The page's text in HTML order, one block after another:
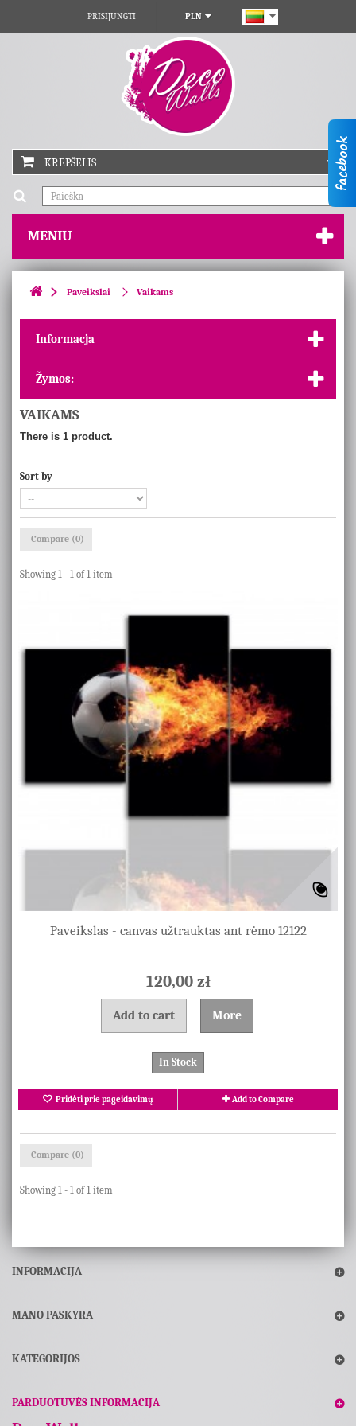
PRISIJUNGTI PLN
KREPŠELIS
MENIU
Paveikslai Vaikams
Informacja
Žymos:
VAIKAMS
There is 1 product.
Sort by
Compare (0)
Showing 1 - 1 of 1 item
Paveikslas - canvas užtrauktas ant rėmo 12122
120,00 zł
Add to cart More
In Stock
Pridėti prie pageidavimų Add to Compare
Compare (0)
Showing 1 - 1 of 1 item
INFORMACIJA
MANO PASKYRA
KATEGORIJOS
PARDUOTUVĖS INFORMACIJA